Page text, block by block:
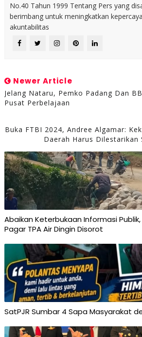
No.40 Tahun 1999 Tentang Pers yang
berimbang untuk meningkatkan
akuntabilitas
Newer Article
Jelang Nataru, Pemko Padang Dan
Pusat Perbelajaan
Buka FTBI 2024, Andree Algamar:
Daerah Harus Dilestarikan
Abaikan Keterbukaan Informasi
Pagar TPA Air Dingin Disorot
SatPJR Sumbar 4 Sapa Masyarakat